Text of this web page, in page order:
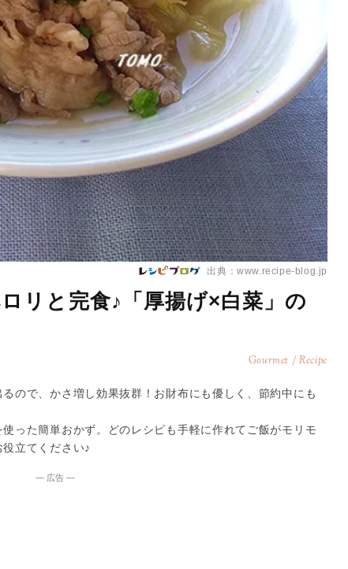
出典：www.recipe-blog.jp
リと完食♪「厚揚げ×白菜」の
Gourmet / Recipe
ので、かさ増し効果抜群！お財布にも優しく、節約中にも
った簡単おかず。どのレシピも手軽に作れてご飯がモリモ
立てください♪
― 広告 ―